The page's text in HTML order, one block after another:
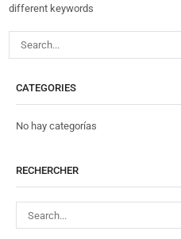
different keywords
CATEGORIES
No hay categorías
RECHERCHER